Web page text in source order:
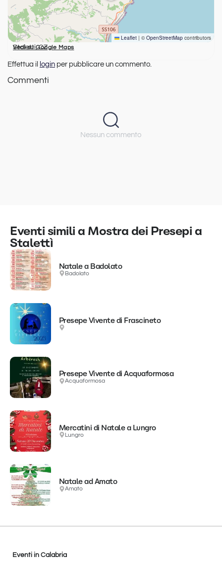
Leaflet | © OpenStreetMap contributors
Stalettì, CZ
Vedi su Google Maps
Effettua il login per pubblicare un commento.
Commenti
Nessun commento
Eventi simili a Mostra dei Presepi a
Stalettì
Natale a Badolato
Badolato
Presepe Vivente di Frascineto
Presepe Vivente di Acquaformosa
Acquaformosa
Mercatini di Natale a Lungro
Lungro
Natale ad Amato
Amato
Eventi in Calabria